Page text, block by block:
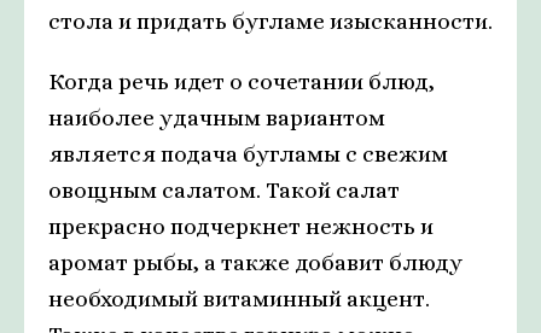
стола и придать бугламе изысканности.
Когда речь идет о сочетании блюд,
наиболее удачным вариантом
является подача бугламы с свежим
овощным салатом. Такой салат
прекрасно подчеркнет нежность и
аромат рыбы, а также добавит блюду
необходимый витаминный акцент.